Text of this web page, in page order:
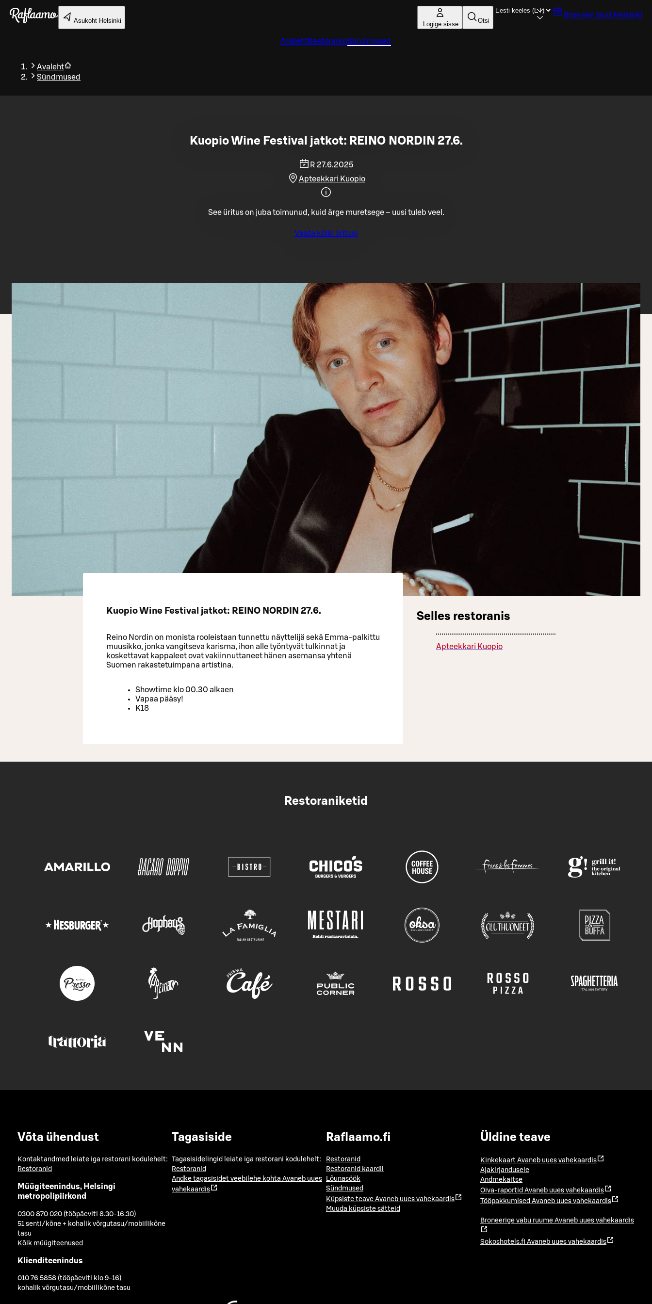
Liigu peamise sisu juurde
Asukoht Helsinki Logige sisse Otsi
Broneeri laud Helsinki
AvalehtRestoranidSündmused
Avaleht
Sündmused
Tagasi
Kuopio Wine Festival jatkot: REINO NORDIN 27.6.
R 27.6.2025
Apteekkari Kuopio
See üritus on juba toimunud, kuid ärge muretsege – uusi tuleb veel.
Vaata kõiki üritusi
Kuopio Wine Festival jatkot: REINO NORDIN 27.6.
Reino Nordin on monista rooleistaan tunnettu näyttelijä sekä Emma-palkittu
muusikko, jonka vangitseva karisma, ihon alle työntyvät tulkinnat ja
koskettavat kappaleet ovat vakiinnuttaneet hänen asemansa yhtenä
Suomen rakastetuimpana artistina.
Showtime klo 00.30 alkaen
Vapaa pääsy!
K18
Selles restoranis
Apteekkari Kuopio
Restoraniketid
Võta ühendust
Kontaktandmed leiate iga restorani kodulehelt:
Restoranid
Müügiteenindus, Helsingi
metropolipiirkond
0300 870 020 (tööpäeviti 8.30-16.30)
51 senti/kõne + kohalik võrgutasu/mobiilikõne
tasu
Kõik müügiteenused
Klienditeenindus
010 76 5858 (tööpäeviti klo 9-16)
kohalik võrgutasu/mobiilikõne tasu
Tagasiside
Tagasisidelingid leiate iga restorani kodulehelt:
Restoranid
Andke tagasisidet veebilehe kohta Avaneb uues
vahekaardis
Raflaamo.fi
Restoranid
Restoranid kaardil
Lõunasöök
Sündmused
Küpsiste teave Avaneb uues vahekaardis
Muuda küpsiste sätteid
Üldine teave
Kinkekaart Avaneb uues vahekaardis
Ajakirjandusele
Andmekaitse
Oiva-raportid Avaneb uues vahekaardis
Tööpakkumised Avaneb uues vahekaardis
Broneerige vabu ruume Avaneb uues vahekaardis
Sokoshotels.fi Avaneb uues vahekaardis